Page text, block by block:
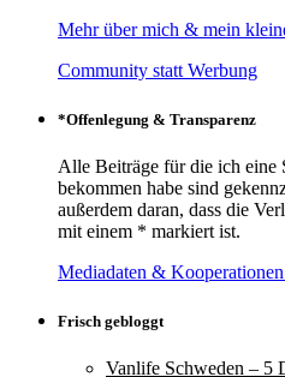
Mehr über mich & mein
Community statt Werbung
*Offenlegung & Transparenz
Alle Beiträge für die ich eine
bekommen habe sind
außerdem daran, dass die
mit einem * markiert ist.
Mediadaten &
Frisch gebloggt
Vanlife Schweden – 5